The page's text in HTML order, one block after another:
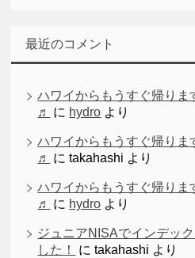
最近のコメント
ハワイからもうすぐ帰りま
♬
に hydro より
ハワイからもうすぐ帰りま
♬
にtakahashi より
ハワイからもうすぐ帰りま
♬
に hydro より
ジュニアNISAでインデッ
した！
にtakahashi より